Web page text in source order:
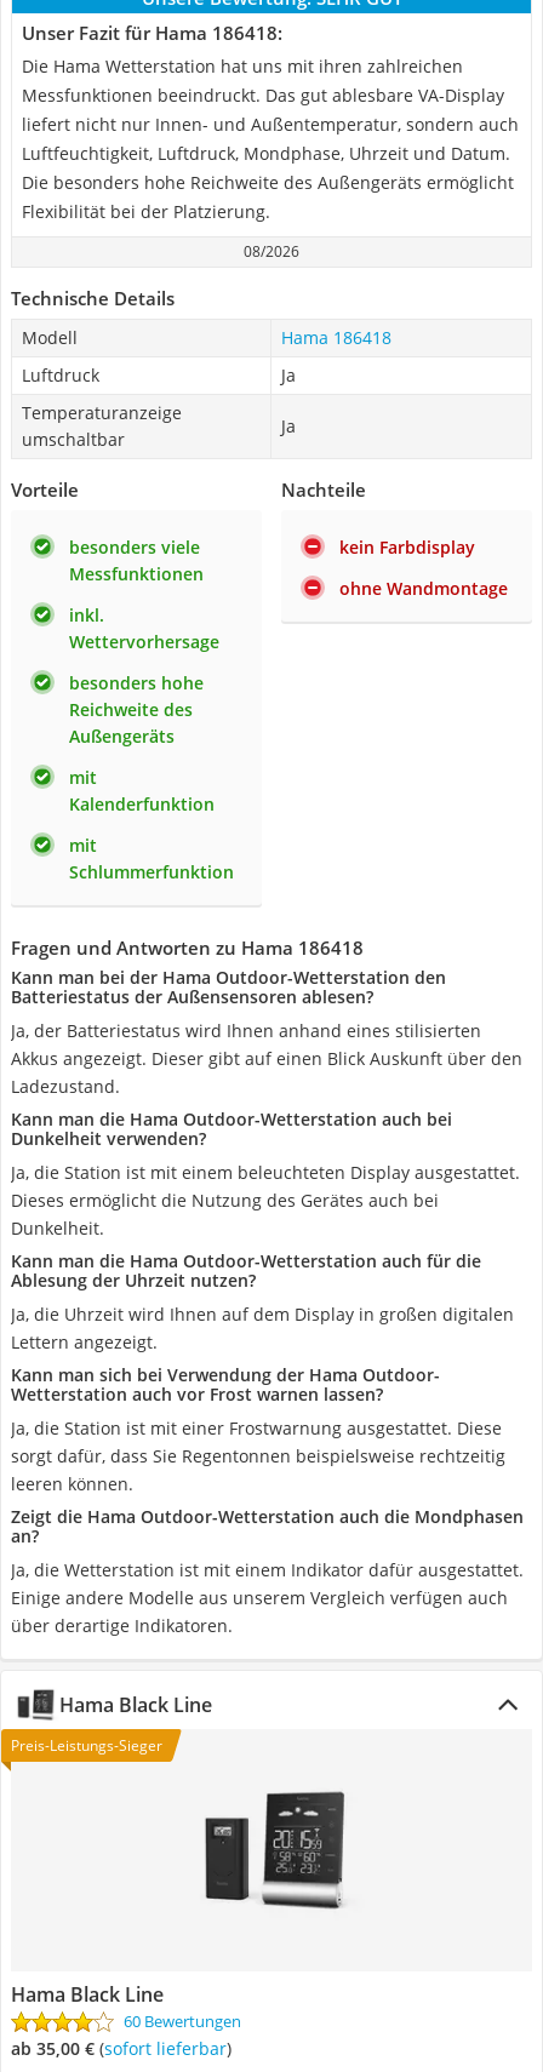
Unser Fazit für Hama 186418:
Die Hama Wetterstation hat uns mit ihren zahlreichen
Messfunktionen beeindruckt. Das gut ablesbare VA-Display
liefert nicht nur Innen- und Außentemperatur, sondern auch
Luftfeuchtigkeit, Luftdruck, Mondphase, Uhrzeit und Datum.
Die besonders hohe Reichweite des Außengeräts ermöglicht
Flexibilität bei der Platzierung.
08/2026
Technische Details
Modell
Hama 186418
Luftdruck
Ja
Temperaturanzeige
umschaltbar
Ja
Vorteile
besonders viele
Messfunktionen
inkl.
Wettervorhersage
besonders hohe
Reichweite des
Außengeräts
mit
Kalenderfunktion
mit
Schlummerfunktion
Nachteile
kein Farbdisplay
ohne Wandmontage
Fragen und Antworten zu Hama 186418
Kann man bei der Hama Outdoor-Wetterstation den
Batteriestatus der Außensensoren ablesen?
Ja, der Batteriestatus wird Ihnen anhand eines stilisierten
Akkus angezeigt. Dieser gibt auf einen Blick Auskunft über den
Ladezustand.
Kann man die Hama Outdoor-Wetterstation auch bei
Dunkelheit verwenden?
Ja, die Station ist mit einem beleuchteten Display ausgestattet.
Dieses ermöglicht die Nutzung des Gerätes auch bei
Dunkelheit.
Kann man die Hama Outdoor-Wetterstation auch für die
Ablesung der Uhrzeit nutzen?
Ja, die Uhrzeit wird Ihnen auf dem Display in großen digitalen
Lettern angezeigt.
Kann man sich bei Verwendung der Hama Outdoor-
Wetterstation auch vor Frost warnen lassen?
Ja, die Station ist mit einer Frostwarnung ausgestattet. Diese
sorgt dafür, dass Sie Regentonnen beispielsweise rechtzeitig
leeren können.
Zeigt die Hama Outdoor-Wetterstation auch die Mondphasen
an?
Ja, die Wetterstation ist mit einem Indikator dafür ausgestattet.
Einige andere Modelle aus unserem Vergleich verfügen auch
über derartige Indikatoren.
Hama Black Line
Preis-Leistungs-Sieger
Hama Black Line
60 Bewertungen
ab 35,00 € ( Sofort lieferbar)